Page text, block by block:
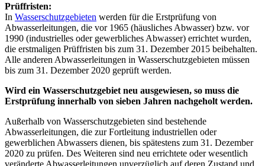
Prüffristen:
In Wasserschutzgebieten werden für die Erstprüfung von
Abwasserleitungen, die vor 1965 (häusliches Abwasser) bzw. vor
1990 (industrielles oder gewerbliches Abwasser) errichtet wurden,
die erstmaligen Prüffristen bis zum 31. Dezember 2015 beibehalten.
Alle anderen Abwasserleitungen in Wasserschutzgebieten müssen
bis zum 31. Dezember 2020 geprüft werden.
Wird ein Wasserschutzgebiet neu ausgewiesen, so muss die
Erstprüfung innerhalb von sieben Jahren nachgeholt werden.
Außerhalb von Wasserschutzgebieten sind bestehende
Abwasserleitungen, die zur Fortleitung industriellen oder
gewerblichen Abwassers dienen, bis spätestens zum 31. Dezember
2020 zu prüfen. Des Weiteren sind neu errichtete oder wesentlich
veränderte Abwasserleitungen unverzüglich auf deren Zustand und